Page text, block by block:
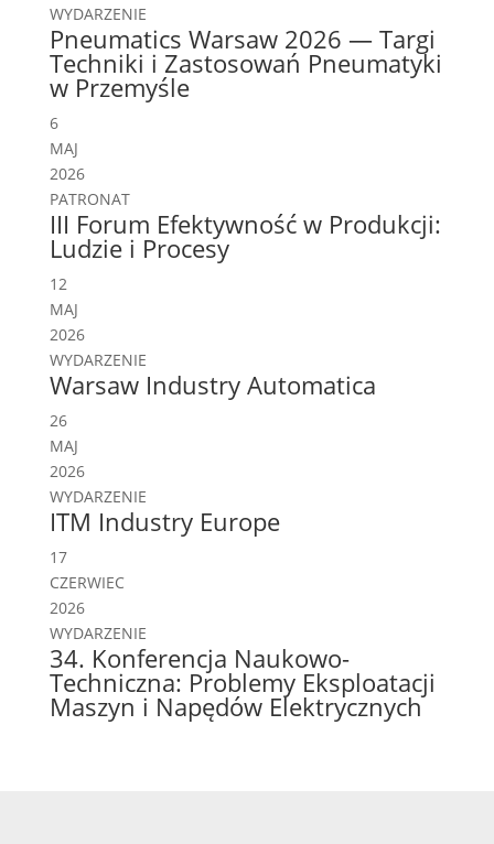
WYDARZENIE
Pneumatics Warsaw 2026 — Targi
Techniki i Zastosowań Pneumatyki
w Przemyśle
6
MAJ
2026
PATRONAT
III Forum Efektywność w Produkcji:
Ludzie i Procesy
12
MAJ
2026
WYDARZENIE
Warsaw Industry Automatica
26
MAJ
2026
WYDARZENIE
ITM Industry Europe
17
CZERWIEC
2026
WYDARZENIE
34. Konferencja Naukowo-
Techniczna: Problemy Eksploatacji
Maszyn i Napędów Elektrycznych